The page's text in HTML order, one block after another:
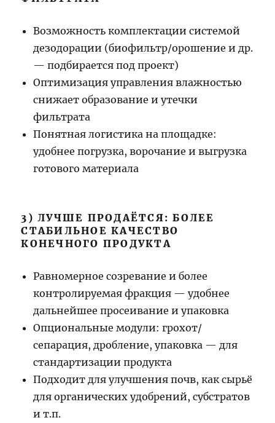
Возможность комплектации системой
дезодорации (биофильтр/орошение и др.
— подбирается под проект)
Оптимизация управления влажностью
снижает образование и утечки
фильтрата
Понятная логистика на площадке:
удобнее погрузка, ворочание и выгрузка
готового материала
3) ЛУЧШЕ ПРОДАЁТСЯ: БОЛЕЕ
СТАБИЛЬНОЕ КАЧЕСТВО
КОНЕЧНОГО ПРОДУКТА
Равномерное созревание и более
контролируемая фракция — удобнее
дальнейшее просеивание и упаковка
Опциональные модули: грохот/
сепарация, дробление, упаковка — для
стандартизации продукта
Подходит для улучшения почв, как сырьё
для органических удобрений, субстратов
и т.п.